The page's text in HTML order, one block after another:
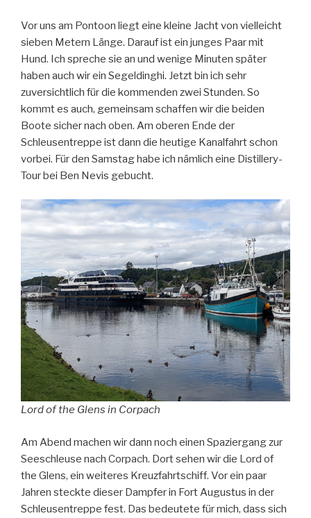
Vor uns am Pontoon liegt eine kleine Jacht von vielleicht
sieben Metern Länge. Darauf ist ein junges Paar mit
Hund. Ich spreche sie an und wenige Minuten später
haben auch wir ein Segeldinghi. Jetzt bin ich sehr
zuversichtlich für die kommenden zwei Stunden. So
kommt es auch, gemeinsam schaffen wir die beiden
Boote sicher nach oben. Am oberen Ende der
Schleusentreppe ist dann die heutige Kanalfahrt schon
vorbei. Für den Samstag habe ich nämlich eine Distillery-
Tour bei Ben Nevis gebucht.
Lord of the Glens in Corpach
Am Abend machen wir dann noch einen Spaziergang zur
Seeschleuse nach Corpach. Dort sehen wir die Lord of
the Glens, ein weiteres Kreuzfahrtschiff. Vor ein paar
Jahren steckte dieser Dampfer in Fort Augustus in der
Schleusentreppe fest. Das bedeutete für mich, dass sich